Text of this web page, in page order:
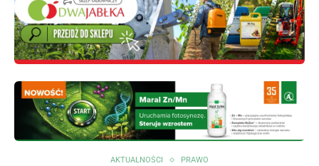
AKTUALNOŚCI PRAWO